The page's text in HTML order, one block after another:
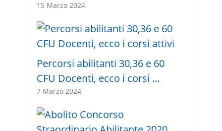
15 Marzo 2024
Percorsi abilitanti 30,36 e 60
CFU Docenti, ecco i corsi …
7 Marzo 2024